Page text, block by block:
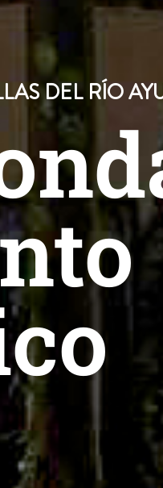
DEL RÍO